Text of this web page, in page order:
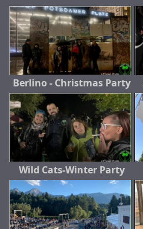
Berlino - Christmas Party
Wild Cats-Winter Party